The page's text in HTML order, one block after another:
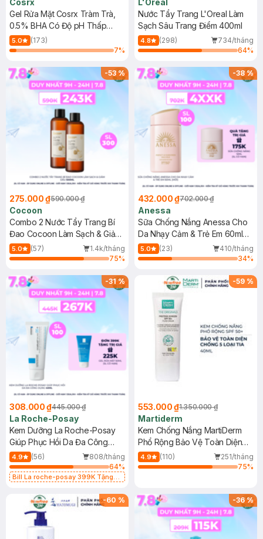
Cosrx
Gel Rửa Mặt Cosrx Tràm Trà,
0.5% BHA Có Độ pH Thấp
150ml
5.0
(173)
7%
L'Oreal
Nước Tẩy Trang L'Oreal Làm
Sạch Sâu Trang Điểm 400ml
4.8 (298)
734/tháng
64%
-53%
275.000 ₫590.000 ₫
Cocoon
Combo 2 Nước Tẩy Trang Bí
Đao Cocoon Làm Sạch & Giảm
Dầu 500ml
5.0 (57)
1.4k/tháng
75%
-38%
432.000 ₫702.000 ₫
Anessa
Sữa Chống Nắng Anessa Cho
Da Nhạy Cảm & Trẻ Em 60ml
(Mới)
5.0 (23)
410/tháng
34%
-31%
308.000 ₫445.000 ₫
La Roche-Posay
Kem Dưỡng La Roche-Posay
Giúp Phục Hồi Da Đa Công
Dụng 40ml
4.9 (56)
808/tháng
64%
Bill La roche-posay 399K Tặng
(SL có hạn)
-59 %
553.000 ₫1.350.000 ₫
Martiderm
Kem Chống Nắng MartiDerm
Phổ Rộng Bảo Vệ Toàn Diện
40ml
4.9 (110)
251/tháng
75%
-60 % -36%